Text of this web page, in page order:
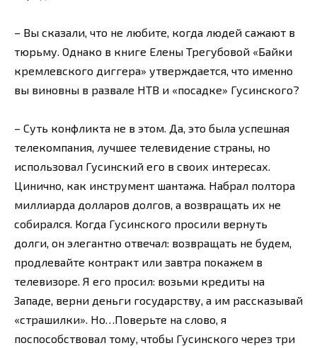
– Вы сказали, что не любите, когда людей сажают в
тюрьму. Однако в книге Елены Трегубовой «Байки
кремлевского диггера» утверждается, что именно
вы виновны в развале НТВ и «посадке» Гусинского?
– Суть конфликта не в этом. Да, это была успешная
телекомпания, лучшее телевидение страны, но
использовал Гусинский его в своих интересах.
Цинично, как инструмент шантажа. Набрал полтора
миллиарда долларов долгов, а возвращать их не
собирался. Когда Гусинского просили вернуть
долги, он элегантно отвечал: возвращать не будем,
продлевайте контракт или завтра покажем в
телевизоре. Я его просил: возьми кредиты на
Западе, верни деньги государству, а им рассказывай
«страшилки». Но…Поверьте на слово, я
поспособствовал тому, чтобы Гусинского через три